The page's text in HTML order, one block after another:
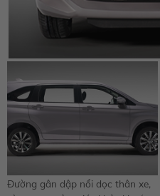
Đường gân dập nổi dọc thân xe,